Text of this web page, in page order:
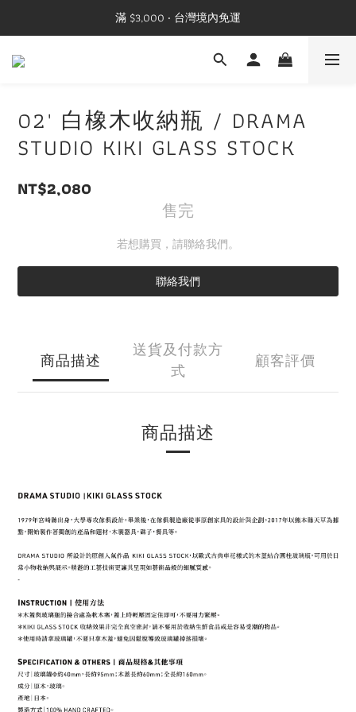
滿 $3,000 ‧ 台灣境內免運
02' 白橡木收納瓶 / DRAMA
STUDIO KIKI GLASS STOCK
NT$2,080
售完
若想購買，請聯絡我們。
聯絡我們
商品描述
送貨及付款方
式
顧客評價
商品描述